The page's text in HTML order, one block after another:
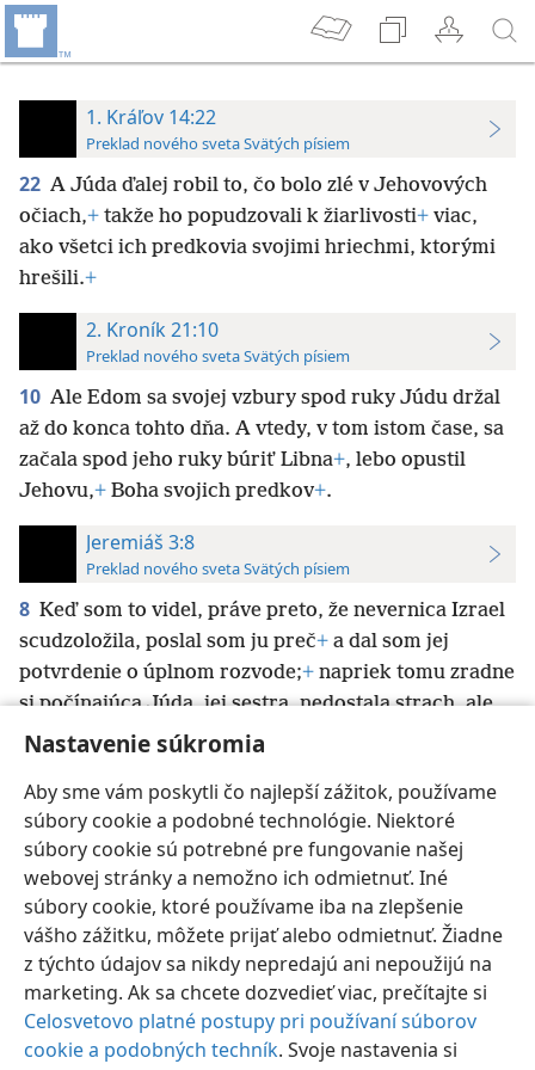
Nastavenie súkromia
Aby sme vám poskytli čo najlepší zážitok, používame
súbory cookie a podobné technológie. Niektoré
súbory cookie sú potrebné pre fungovanie našej
webovej stránky a nemožno ich odmietnuť. Iné
súbory cookie, ktoré používame iba na zlepšenie
vášho zážitku, môžete prijať alebo odmietnuť. Žiadne
z týchto údajov sa nikdy nepredajú ani nepoužijú na
marketing. Ak sa chcete dozvedieť viac, prečítajte si
Celosvetovo platné postupy pri používaní súborov
cookie a podobných techník. Svoje nastavenia si
1. Kráľov 14:22
Preklad nového sveta Svätých písiem
22 A Júda ďalej robil to, čo bolo zlé v Jehovových
očiach,+ takže ho popudzovali k žiarlivosti+ viac,
ako všetci ich predkovia svojimi hriechmi, ktorými
hrešili.+
2. Kroník 21:10
Preklad nového sveta Svätých písiem
10 Ale Edom sa svojej vzbury spod ruky Júdu držal
až do konca tohto dňa. A vtedy, v tom istom čase, sa
začala spod jeho ruky búriť Libna+, lebo opustil
Jehovu,+ Boha svojich predkov+.
Jeremiáš 3:8
Preklad nového sveta Svätých písiem
8 Keď som to videl, práve preto, že nevernica Izrael
scudzoložila, poslal som ju preč+ a dal som jej
potvrdenie o úplnom rozvode;+ napriek tomu zradne
si počínajúca Júda, jej sestra, nedostala strach, ale
sama tiež začala chodiť a dopúšťať sa prostitúcie.
Slovenčina Nastavenia
Copyright © 2026 Watch Tower Bible and Tract Society of Pennsylvania
Podmienky používania Ochrana súkromia
Nastavenie súkromia
JW.ORG
Prihlásiť sa